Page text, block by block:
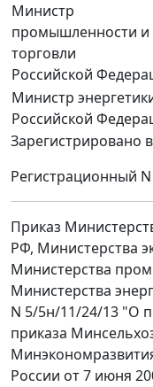
Министр
промышленности и
торговли
Российской
Министр
Российской
Зарегистрировано
Регистрационный
Приказ
РФ, Министерства
Министерства
Министерства
N 5/5н/11/24/13 "О
приказа
России от 7 июня